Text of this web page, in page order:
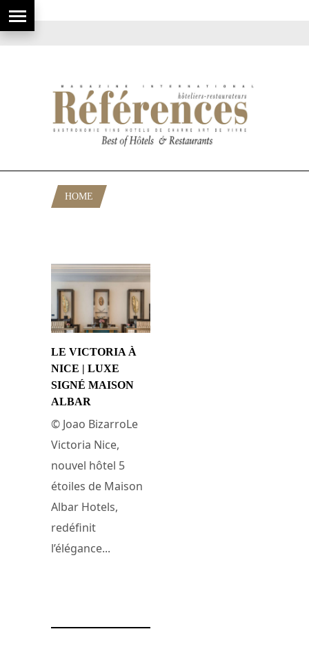
HOME
LE VICTORIA À
NICE | LUXE
SIGNÉ MAISON
ALBAR
© Joao BizarroLe
Victoria Nice,
nouvel hôtel 5
étoiles de Maison
Albar Hotels,
redéfinit
l’élégance...